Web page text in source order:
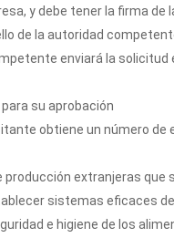
y debe tener la firma de
de la autoridad
enviará la solicitud
para su aprobación
obtiene un número de
extranjeras que
sistemas eficaces
e higiene de los